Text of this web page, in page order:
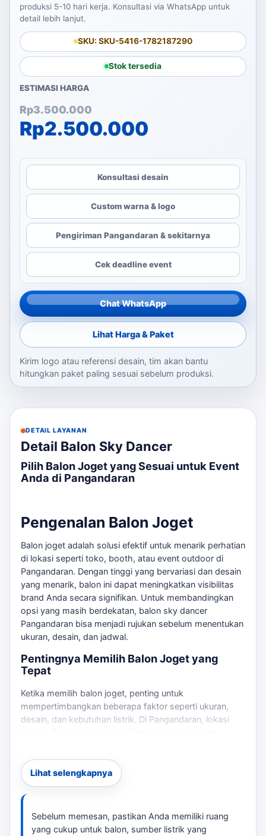
produksi 5-10 hari kerja. Konsultasi via WhatsApp untuk
detail lebih lanjut.
SKU: SKU-5416-1782187290
Stok tersedia
ESTIMASI HARGA
Rp3.500.000
Harga aslinya adalah:
Rp2.500.000
Harga saat ini adalah:
Konsultasi desain
Custom warna & logo
Pengiriman Pangandaran & sekitarnya
Cek deadline event
Chat WhatsApp
Lihat Harga & Paket
Kirim logo atau referensi desain, tim akan bantu
hitungkan paket paling sesuai sebelum produksi.
DETAIL LAYANAN
Detail Balon Sky Dancer
Pilih Balon Joget yang Sesuai untuk Event
Anda di Pangandaran
Pengenalan Balon Joget
Balon joget adalah solusi efektif untuk menarik perhatian
di lokasi seperti toko, booth, atau event outdoor di
Pangandaran. Dengan tinggi yang bervariasi dan desain
yang menarik, balon ini dapat meningkatkan visibilitas
brand Anda secara signifikan. Untuk membandingkan
opsi yang masih berdekatan, balon sky dancer
Pangandaran bisa menjadi rujukan sebelum menentukan
ukuran, desain, dan jadwal.
Pentingnya Memilih Balon Joget yang
Tepat
Ketika memilih balon joget, penting untuk
mempertimbangkan beberapa faktor seperti ukuran,
desain, dan kebutuhan listrik. Di Pangandaran, lokasi
untuk menarik perhatian pengunjung.
Proses Pemesanan
Untuk memesan balon joget, Anda perlu mengirimkan
brief yang mencakup ukuran, desain logo, dan lokasi
pemasangan. Kami akan memberikan estimasi harga
Lihat selengkapnya
Sebelum memesan, pastikan Anda memiliki ruang
yang cukup untuk balon, sumber listrik yang